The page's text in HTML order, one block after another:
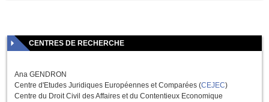
CENTRES DE RECHERCHE
Ana GENDRON
Centre d'Etudes Juridiques Européennes et Comparées (CEJEC)
Centre du Droit Civil des Affaires et du Contentieux Economique